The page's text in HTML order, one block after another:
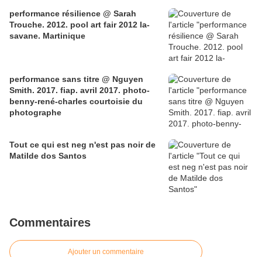
performance résilience @ Sarah
Trouche. 2012. pool art fair 2012 la-
savane. Martinique
performance sans titre @ Nguyen
Smith. 2017. fiap. avril 2017. photo-
benny-rené-charles courtoisie du
photographe
Tout ce qui est neg n'est pas noir de
Matilde dos Santos
Commentaires
Ajouter un commentaire